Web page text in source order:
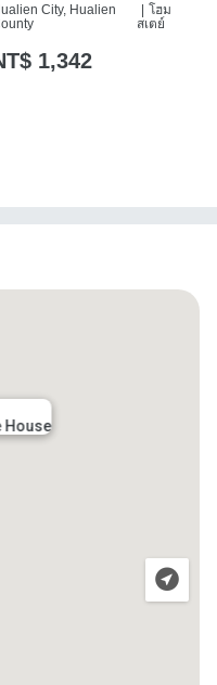
City, Hualien
| โฮม
สเตย์
1,342
House